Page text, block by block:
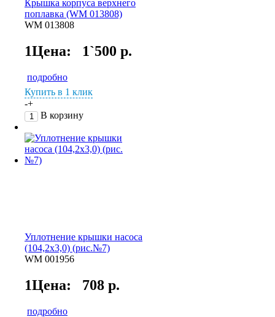
Крышка корпуса верхнего
поплавка (WM 013808)
WM 013808
1Цена: 1`500 р.
подробно
Купить в 1 клик
-+
В корзину
Уплотнение крышки насоса
(104,2х3,0) (рис.№7)
WM 001956
1Цена: 708 р.
подробно